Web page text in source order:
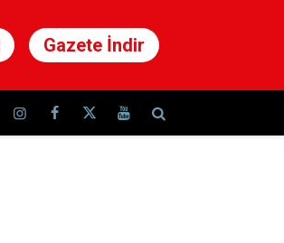
Gazete İndir